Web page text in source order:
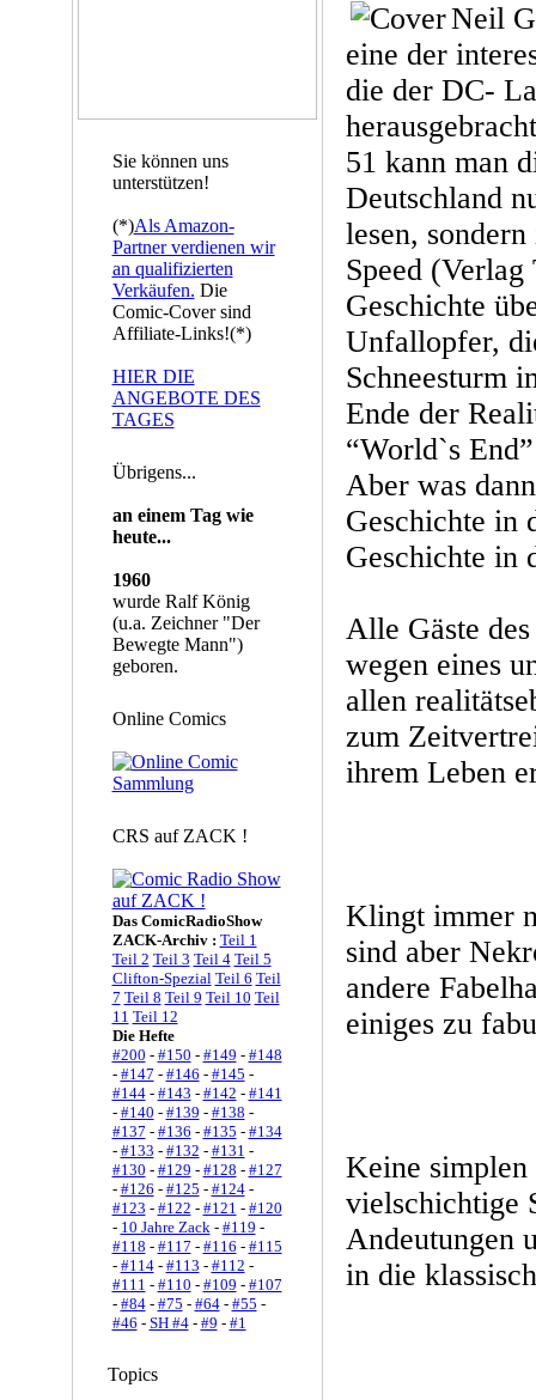
Sie können uns
unterstützen!
(*)Als Amazon-
Partner verdienen wir
an qualifizierten
Verkäufen. Die
Comic-Cover sind
Affiliate-Links!(*)
HIER DIE
ANGEBOTE DES
TAGES
Übrigens...
an einem Tag wie
heute...
1960
wurde Ralf König
(u.a. Zeichner "Der
Bewegte Mann")
geboren.
Online Comics
CRS auf ZACK !
Das ComicRadioShow
ZACK-Archiv : Teil 1
Teil 2 Teil 3 Teil 4 Teil 5
Clifton-Spezial Teil 6 Teil
7 Teil 8 Teil 9 Teil 10 Teil
11 Teil 12
Die Hefte
#200 - #150 - #149 - #148
- #147 - #146 - #145 -
#144- #143 - #142 - #141
- #140 - #139 - #138 -
#137 - #136 - #135 - #134
- #133 - #132 - #131 -
#130 - #129 - #128 - #127
- #126 - #125 - #124-
#123 - #122 - #121 - #120
- 10 Jahre Zack- #119 -
#118 - #117 - #116 - #115
- #114- #113 - #112 -
#111 - #110 - #109 - #107
- #84- #75 - #64- #55 -
#46 - SH #4- #9 - #1
Topics
Neil
eine der
die der DC-
51 kann man
Deutschland
lesen,
Speed
Geschichte
Unfallopfer,
Schneesturm
Ende der
“World`s
Aber was
Geschichte in
Geschichte in
Alle Gäste
wegen eines
allen
zum
ihrem Leben
Klingt immer
sind aber
andere
einiges zu
Keine simplen
vielschichtige
Andeutungen
in die